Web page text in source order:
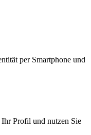
per Smartphone und
Profil und nutzen Sie